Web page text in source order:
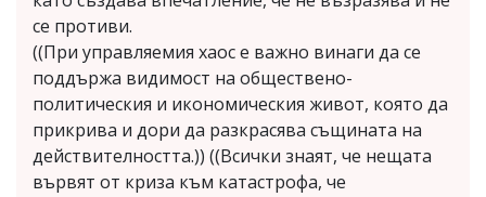
се противи.
((При управляемия хаос е важно винаги да се
поддържа видимост на обществено-
политическия и икономическия живот, която да
прикрива и дори да разкрасява същината на
действителността.)) ((Всички знаят, че нещата
вървят от криза към катастрофa, че